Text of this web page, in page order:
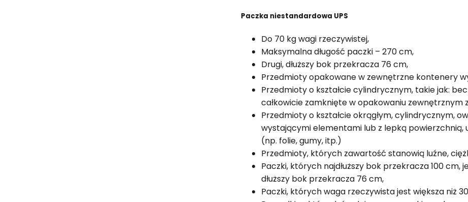
Paczka niestandardowa UPS
Do 70 kg wagi rzeczywistej,
Maksymalna długość paczki – 270 cm,
Drugi, dłuższy bok przekracza 76 cm,
Przedmioty opakowane w zewnętrzne kontenery
Przedmioty o kształcie cylindrycznym, takie jak:
całkowicie zamknięte w opakowaniu zewnętrznym
Przedmioty o kształcie okrągłym, cylindrycznym,
wystającymi elementami lub z lepką powierzchnią,
(np. folie, gumy, itp.)
Przedmioty, których zawartość stanowią luźne,
Paczki, których najdłuższy bok przekracza 100
dłuższy bok przekracza 76 cm,
Paczki, których waga rzeczywista jest większa niż